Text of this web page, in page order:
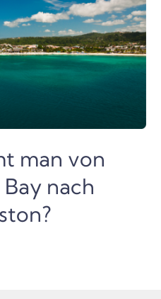
man von
nach